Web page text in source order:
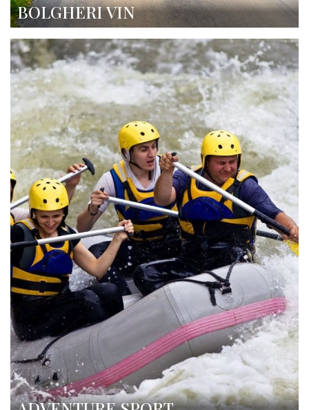
BOLGHERI VIN